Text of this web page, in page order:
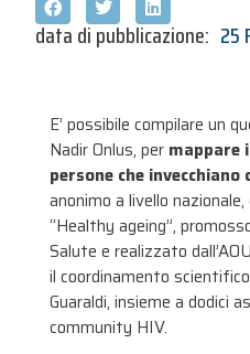
data di pubblicazione: 25
E’ possibile compilare un
Nadir Onlus, per mappare
persone che invecchiano
anonimo a livello
“Healthy ageing”,
Salute e realizzato
il coordinamento
Guaraldi, insieme a dodici
community HIV.